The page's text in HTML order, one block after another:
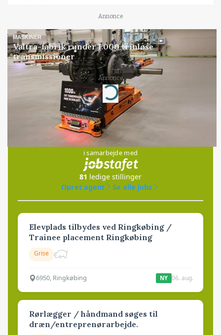
Annonce
MASKINER
Valtra-fabrik runder 1.000 trinløse
transmissioner
Annonce
Loading...
Jobs
i samarbejde med
81 ledige stillinger
Opret agent
Se alle jobs
Elevplads tilbydes ved Ringkøbing /
Trainee placement Ringkøbing
Grise
6950, Ringkøbing NY 06. aug.
Rørlægger / håndmand søges til
dræn/entreprenørarbejde.